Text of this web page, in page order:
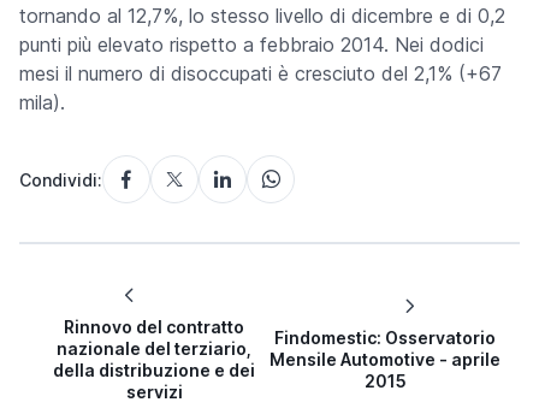
tornando al 12,7%, lo stesso livello di dicembre e di 0,2
punti più elevato rispetto a febbraio 2014. Nei dodici
mesi il numero di disoccupati è cresciuto del 2,1% (+67
mila).
Condividi:
Rinnovo del contratto
nazionale del terziario,
della distribuzione e dei
servizi
Findomestic: Osservatorio
Mensile Automotive - aprile
2015